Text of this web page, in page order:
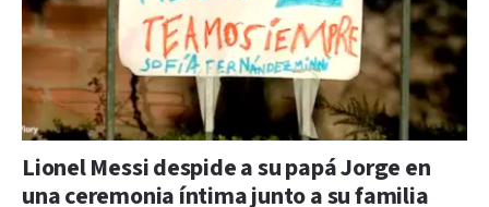
Lionel Messi despide a su papá Jorge en
una ceremonia íntima junto a su familia